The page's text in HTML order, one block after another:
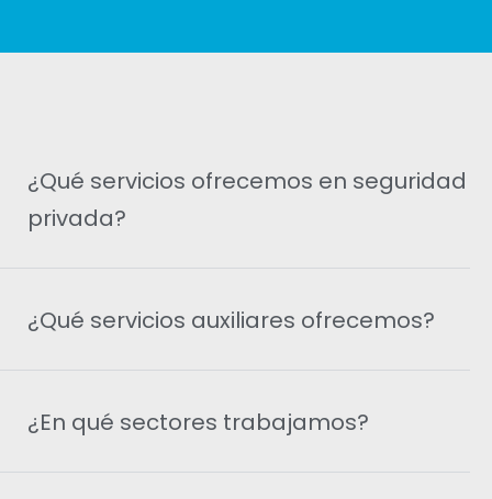
¿Qué servicios ofrecemos en seguridad
privada?
¿Qué servicios auxiliares ofrecemos?
¿En qué sectores trabajamos?